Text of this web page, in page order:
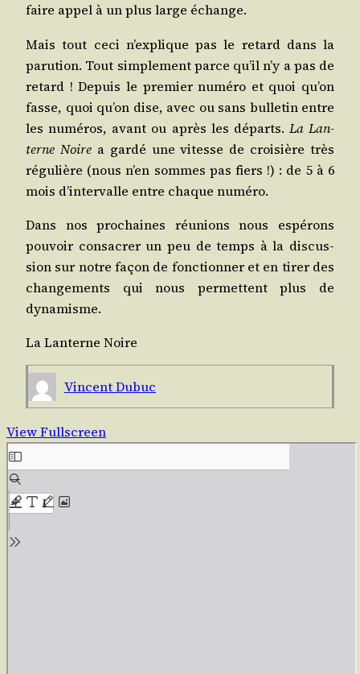
faire appel à un plus large échange.
Mais tout ceci n’ex­plique pas le retard dans la
paru­tion. Tout sim­ple­ment parce qu’il n’y a pas de
retard ! Depuis le pre­mier numé­ro et quoi qu’on
fasse, quoi qu’on dise, avec ou sans bul­le­tin entre
les numé­ros, avant ou après les départs. La Lan­
terne Noirea gar­dé une vitesse de croi­sière très
régu­lière (nous n’en sommes pas fiers !) : de 5 à 6
mois d’in­ter­valle entre chaque numéro.
Dans nos pro­chaines réunions nous espé­rons
pou­voir consa­crer un peu de temps à la dis­cus­
sion sur notre façon de fonc­tion­ner et en tirer des
chan­ge­ments qui nous per­mettent plus de
dynamisme.
La Lan­terne Noire
Vincent Dubuc
View Fullscreen